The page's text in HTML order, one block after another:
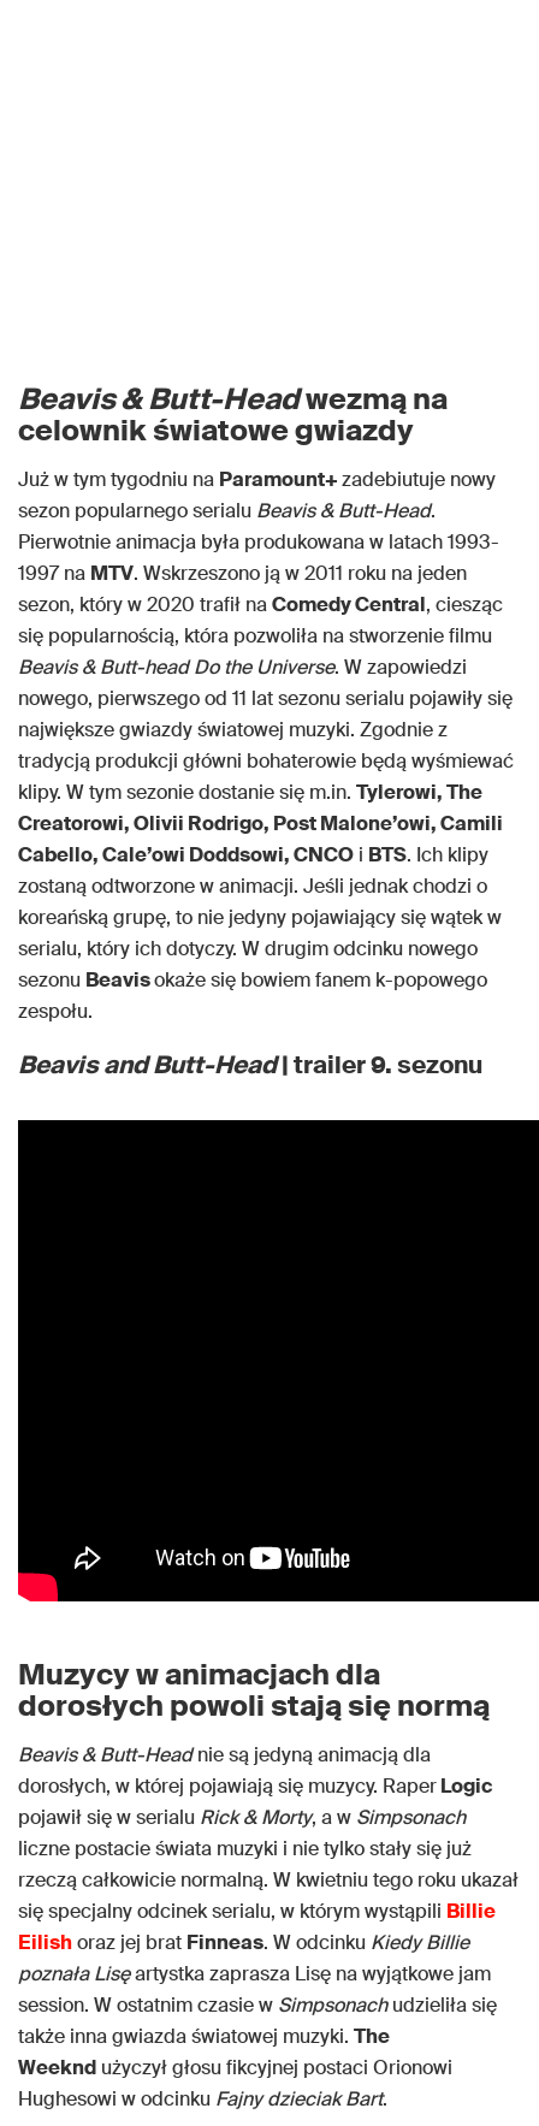
Beavis & Butt-Headwezmą na
celownik światowe gwiazdy
Już w tym tygodniu na Paramount+zadebiutuje nowy
sezon popularnego serialu Beavis & Butt-Head.
Pierwotnie animacja była produkowana w latach 1993-
1997 na MTV. Wskrzeszono ją w 2011 roku na jeden
sezon, który w 2020 trafił naComedy Central, ciesząc
się popularnością, która pozwoliła na stworzenie filmu
Beavis & Butt-head Do the Universe. W zapowiedzi
nowego, pierwszego od 11 lat sezonu serialu pojawiły się
największe gwiazdy światowej muzyki. Zgodnie z
tradycją produkcji główni bohaterowie będą wyśmiewać
klipy. W tym sezonie dostanie się m.in. Tylerowi, The
Creatorowi, Olivii Rodrigo, Post Malone’owi, Camili
Cabello, Cale’owi Doddsowi, CNCO i BTS. Ich klipy
zostaną odtworzone w animacji. Jeśli jednak chodzi o
koreańską grupę, to nie jedyny pojawiający się wątek w
serialu, który ich dotyczy. W drugim odcinku nowego
sezonu Beavisokaże się bowiem fanem k-popowego
zespołu.
Beavis and Butt-Head| trailer 9. sezonu
Muzycy w animacjach dla
dorosłych powoli stają się normą
Beavis & Butt-Headnie są jedyną animacją dla
dorosłych, w której pojawiają się muzycy. RaperLogic
pojawił się w serialu Rick & Morty, a w Simpsonach
liczne postacie świata muzyki i nie tylko stały się już
rzeczą całkowicie normalną. W kwietniu tego roku ukazał
się specjalny odcinek serialu, w którym wystąpili Billie
Eilishoraz jej brat Finneas. W odcinku Kiedy Billie
poznała Lisęartystka zaprasza Lisę na wyjątkowe jam
session. W ostatnim czasie w Simpsonachudzieliła się
także inna gwiazda światowej muzyki. The
Weeknd użyczył głosu fikcyjnej postaci Orionowi
Hughesowi w odcinku Fajny dzieciak Bart.